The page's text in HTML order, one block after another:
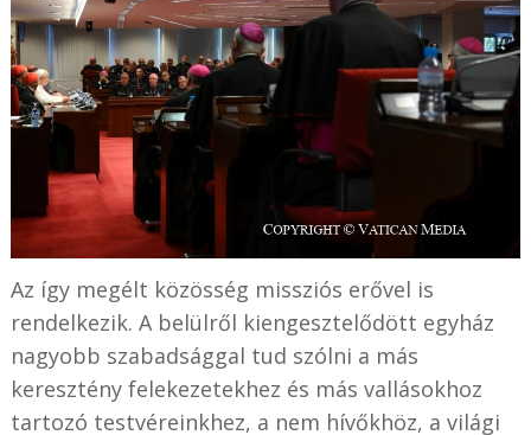
Az így megélt közösség missziós erővel is
rendelkezik. A belülről kiengesztelődött egyház
nagyobb szabadsággal tud szólni a más
keresztény felekezetekhez és más vallásokhoz
tartozó testvéreinkhez, a nem hívőkhöz, a világi